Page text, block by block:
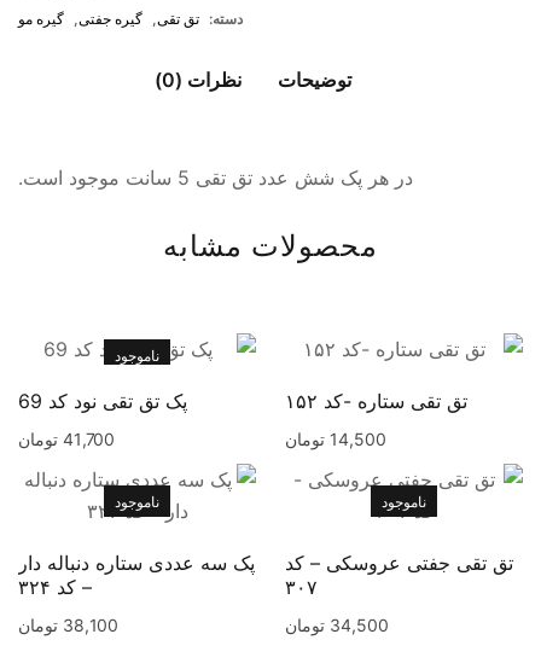
دسته: تق تقی گیره جفتی گیره مو
توضیحات نظرات (0)
در هر پک شش عدد تق تقی 5 سانت موجود است.
محصولات مشابه
تق تقی ستاره -کد ۱۵۲
14,500 تومان
ناموجود
پک تق تقی نود کد 69
41,700 تومان
ناموجود
تق تقی جفتی عروسکی – کد
۳۰۷
34,500 تومان
ناموجود
پک سه عددی ستاره دنباله دار
– کد ۳۲۴
38,100 تومان